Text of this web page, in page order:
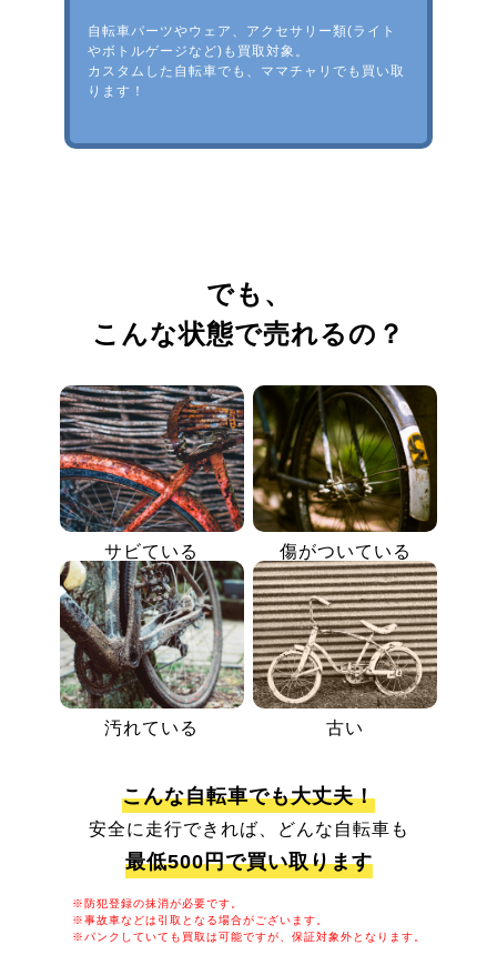
自転車パーツやウェア、アクセサリー類(ライト
やボトルゲージなど)も買取対象。
カスタムした自転車でも、ママチャリでも買い取
ります！
でも、
こんな状態で売れるの？
サビている 傷がついている
汚れている 古い
こんな自転車でも大丈夫！
安全に走行できれば、どんな自転車も
最低500円で買い取ります
※防犯登録の抹消が必要です。
※事故車などは引取となる場合がございます。
※パンクしていても買取は可能ですが、保証対象外となります。